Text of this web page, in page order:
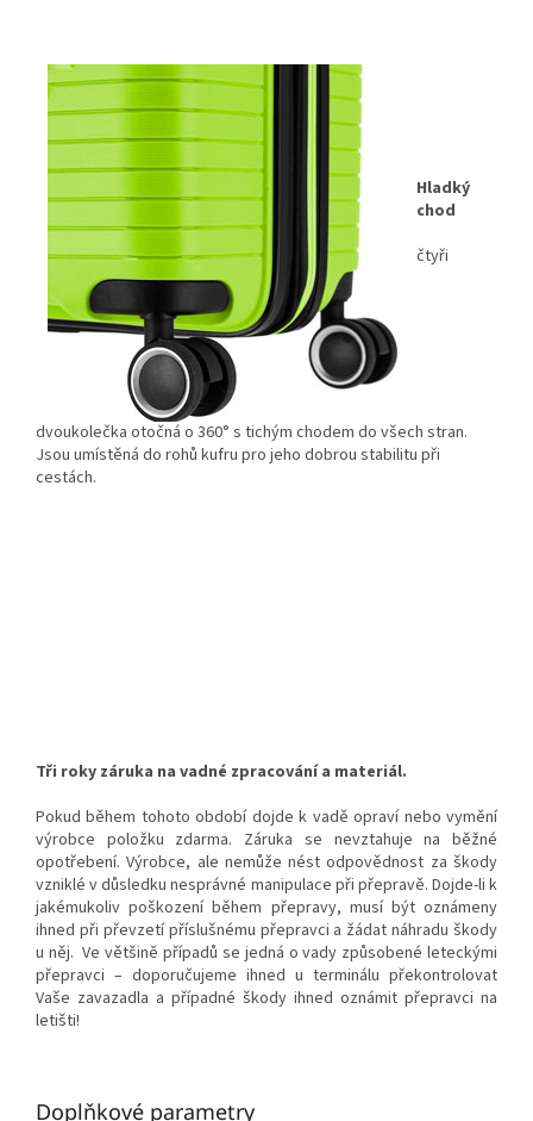
Hladký
chod
čtyři
dvoukolečka otočná o 360° s tichým chodem do všech stran.
Jsou umístěná do rohů kufru pro jeho dobrou stabilitu při
cestách.
Tři roky záruka na vadné zpracování a materiál.
Pokud během tohoto období dojde k vadě opraví nebo vymění
výrobce položku zdarma. Záruka se nevztahuje na běžné
opotřebení. Výrobce, ale nemůže nést odpovědnost za škody
vzniklé v důsledku nesprávné manipulace při přepravě. Dojde-li k
jakémukoliv poškození během přepravy, musí být oznámeny
ihned při převzetí příslušnému přepravci a žádat náhradu škody
u něj. Ve většině případů se jedná o vady způsobené leteckými
přepravci – doporučujeme ihned u terminálu překontrolovat
Vaše zavazadla a případné škody ihned oznámit přepravci na
letišti!
Doplňkové parametry